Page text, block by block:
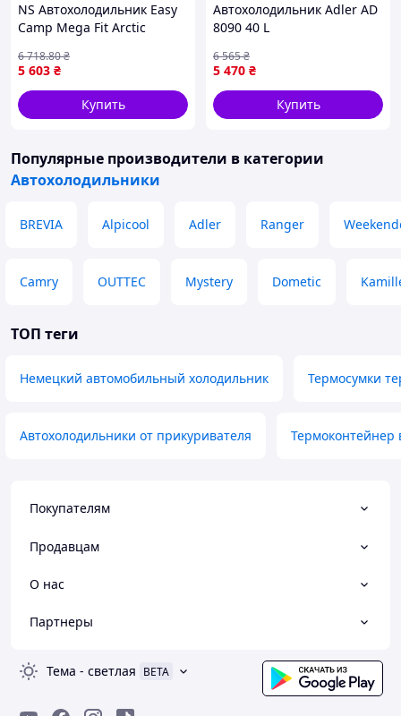
NS Автохолодильник Easy
Camp Mega Fit Arctic
Nes22/Q
5 603 ₴
6 718.80₴
Купить
Автохолодильник Adler AD
8090 40 L
5 470 ₴
6 565₴
Купить
Популярные производители в категории
Автохолодильники
BREVIA Alpicool Adler Ranger
Camry OUTTEC Mystery Dometic
ТОП теги
Немецкий автомобильный холодильник Термосумки
Автохолодильники от прикуривателя
Покупателям
Продавцам
О нас
Партнеры
Тема - светлая BETA